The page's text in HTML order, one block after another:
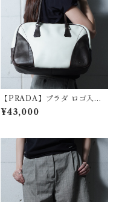
【PRADA】プラダ ロゴ入バ
イカラーレザーポーリングバ
ッグ white&black
¥43,000